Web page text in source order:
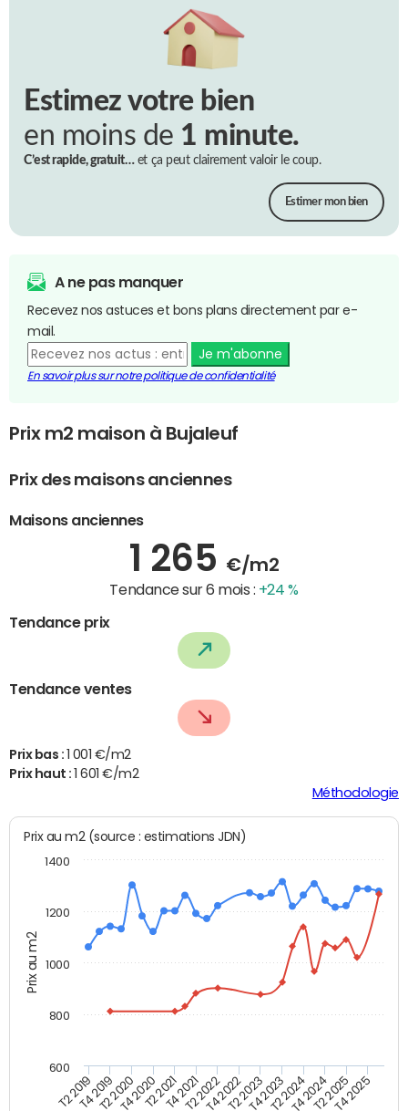
Estimez votre bien
en moins de 1 minute.
C’est rapide, gratuit…et ça peut clairement valoir le coup.
Estimer mon bien
A ne pas manquer
Recevez nos astuces et bons plans directement par e-
mail.
Je m'abonne
En savoir plus sur notre politique de confidentialité
Prix m2 maison à Bujaleuf
Prix des maisons anciennes
Maisons anciennes
1 265 €/m2
Tendance sur 6 mois : +24 %
Tendance prix
Tendance ventes
Prix bas :
1 001 €/m2
Prix haut :
1 601 €/m2
Méthodologie
Prix au m2
Prix au m2 (source : estimations JDN)
T2 2019T4 2019T2 2020T4 2020T2 2021T4 2021T2 2022T4 2022T2 2023T4 2023T2 2024T4 2024T2 2025T4 2025
600
800
1000
1200
1400